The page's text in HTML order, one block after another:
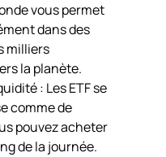
vous permet
dans des
milliers
la planète.
: Les ETF se
comme de
pouvez acheter
de la journée.